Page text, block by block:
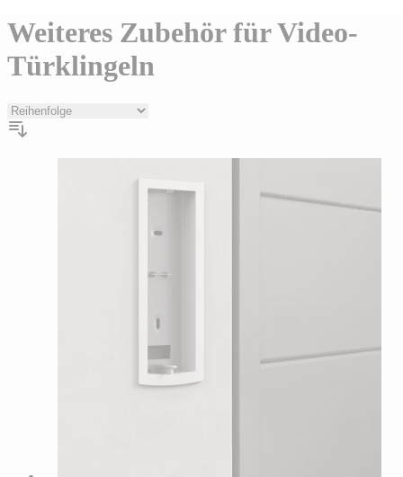
Weiteres Zubehör für Video-
Türklingeln